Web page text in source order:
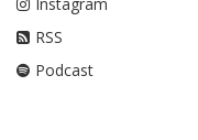
RSS
Podcast